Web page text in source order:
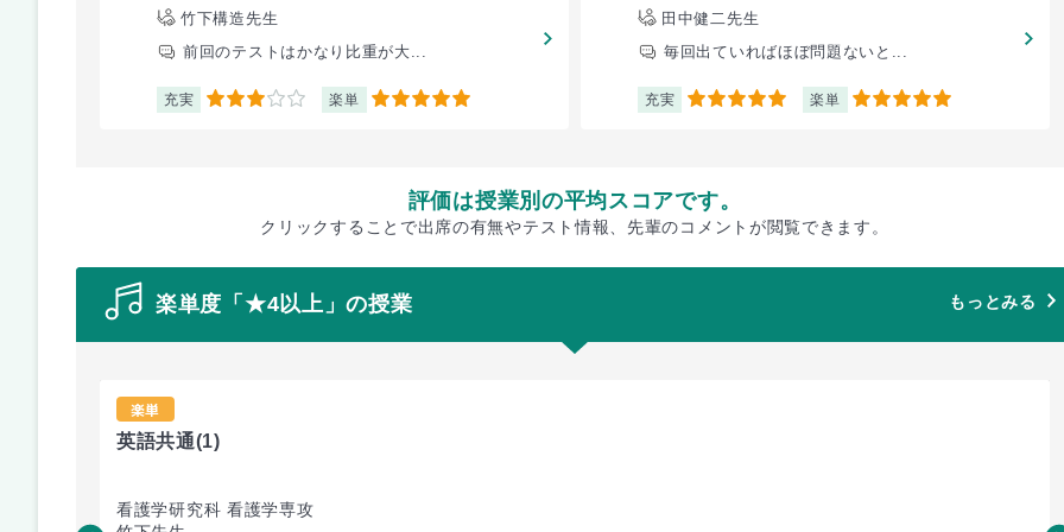
竹下構造先生
前回のテストはかなり比重が大...
充実 3 楽単 5
田中健二先生
毎回出ていればほぼ問題ないと...
充実 5 楽単 5
評価は授業別の平均スコアです。
クリックすることで出席の有無やテスト情報、先輩のコメントが閲覧できます。
楽単度「★4以上」の授業 もっとみる
楽単
英語共通(1)
看護学研究科 看護学専攻